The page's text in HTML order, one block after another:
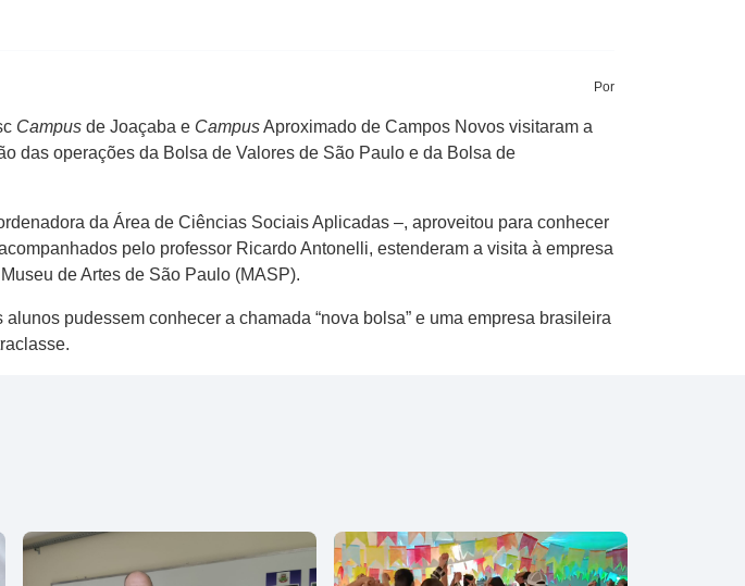
Por
Campus de Joaçaba e CampusAproximado de Campos Novos visitaram a
das operações da Bolsa de Valores de São Paulo e da Bolsa de
da Área de Ciências Sociais Aplicadas –, aproveitou para conhecer
pelo professor Ricardo Antonelli, estenderam a visita à empresa
de Artes de São Paulo (MASP).
pudessem conhecer a chamada “nova bolsa” e uma empresa brasileira